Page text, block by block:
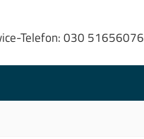
Telefon: 030 51656076